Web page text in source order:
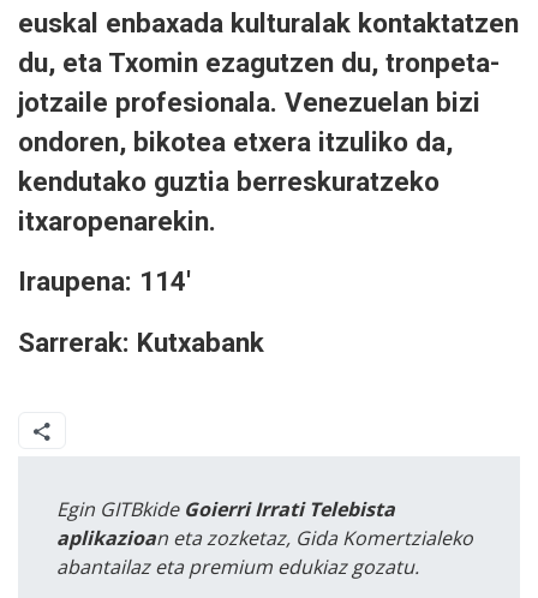
euskal enbaxada kulturalak kontaktatzen
du, eta Txomin ezagutzen du, tronpeta-
jotzaile profesionala. Venezuelan bizi
ondoren, bikotea etxera itzuliko da,
kendutako guztia berreskuratzeko
itxaropenarekin.
Iraupena: 114'
Sarrerak: Kutxabank
Egin GITBkide Goierri Irrati Telebista
aplikazioan eta zozketaz, Gida Komertzialeko
abantailaz eta premium edukiaz gozatu.